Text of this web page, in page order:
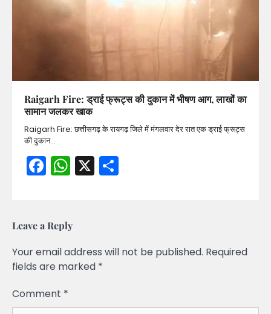
Raigarh Fire: ड्राई फ्रूट्स की दुकान में भीषण आग, लाखों का
सामान जलकर खाक
Raigarh Fire: छत्तीसगढ़ के रायगढ़ जिले में मंगलवार देर रात एक ड्राई फ्रूट्स
की दुकान…
Facebook
WhatsApp
X
Leave a Reply
Your email address will not be published. Required
fields are marked *
Comment *